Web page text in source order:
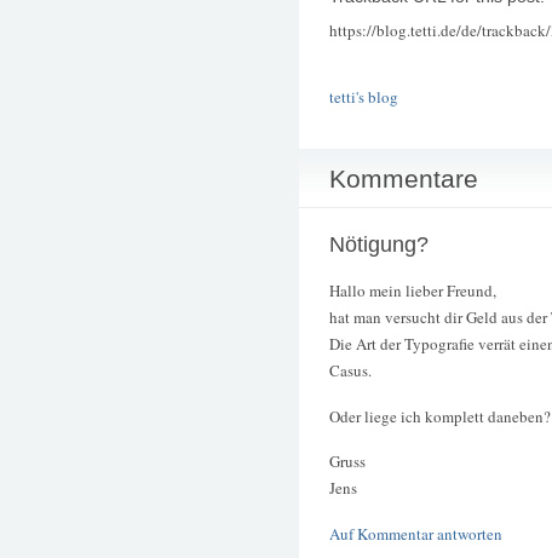
https://blog.tetti.de/de/
tetti's blog
Kommentare
Nötigung?
Hallo mein lieber Freund,
hat man versucht dir Geld aus der
Die Art der Typografie verrät
Casus.
Oder liege ich komplett daneben?
Gruss
Jens
Auf Kommentar antworten